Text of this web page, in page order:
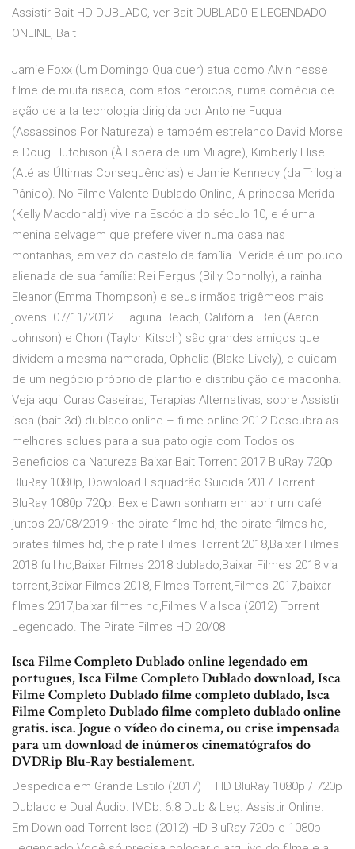
Assistir Bait HD DUBLADO, ver Bait DUBLADO E LEGENDADO
ONLINE, Bait
Jamie Foxx (Um Domingo Qualquer) atua como Alvin nesse
filme de muita risada, com atos heroicos, numa comédia de
ação de alta tecnologia dirigida por Antoine Fuqua
(Assassinos Por Natureza) e também estrelando David Morse
e Doug Hutchison (À Espera de um Milagre), Kimberly Elise
(Até as Últimas Consequências) e Jamie Kennedy (da Trilogia
Pânico). No Filme Valente Dublado Online, A princesa Merida
(Kelly Macdonald) vive na Escócia do século 10, e é uma
menina selvagem que prefere viver numa casa nas
montanhas, em vez do castelo da família. Merida é um pouco
alienada de sua família: Rei Fergus (Billy Connolly), a rainha
Eleanor (Emma Thompson) e seus irmãos trigêmeos mais
jovens. 07/11/2012 · Laguna Beach, Califórnia. Ben (Aaron
Johnson) e Chon (Taylor Kitsch) são grandes amigos que
dividem a mesma namorada, Ophelia (Blake Lively), e cuidam
de um negócio próprio de plantio e distribuição de maconha.
Veja aqui Curas Caseiras, Terapias Alternativas, sobre Assistir
isca (bait 3d) dublado online – filme online 2012.Descubra as
melhores solues para a sua patologia com Todos os
Beneficios da Natureza Baixar Bait Torrent 2017 BluRay 720p
BluRay 1080p, Download Esquadrão Suicida 2017 Torrent
BluRay 1080p 720p. Bex e Dawn sonham em abrir um café
juntos 20/08/2019 · the pirate filme hd, the pirate filmes hd,
pirates filmes hd, the pirate Filmes Torrent 2018,Baixar Filmes
2018 full hd,Baixar Filmes 2018 dublado,Baixar Filmes 2018 via
torrent,Baixar Filmes 2018, Filmes Torrent,Filmes 2017,baixar
filmes 2017,baixar filmes hd,Filmes Via Isca (2012) Torrent
Legendado. The Pirate Filmes HD 20/08
Isca Filme Completo Dublado online legendado em
portugues, Isca Filme Completo Dublado download, Isca
Filme Completo Dublado filme completo dublado, Isca
Filme Completo Dublado filme completo dublado online
gratis. isca. Jogue o vídeo do cinema, ou crise impensada
para um download de inúmeros cinematógrafos do
DVDRip Blu-Ray bestialement.
Despedida em Grande Estilo (2017) – HD BluRay 1080p / 720p
Dublado e Dual Áudio. IMDb: 6.8 Dub & Leg. Assistir Online.
Em Download Torrent Isca (2012) HD BluRay 720p e 1080p